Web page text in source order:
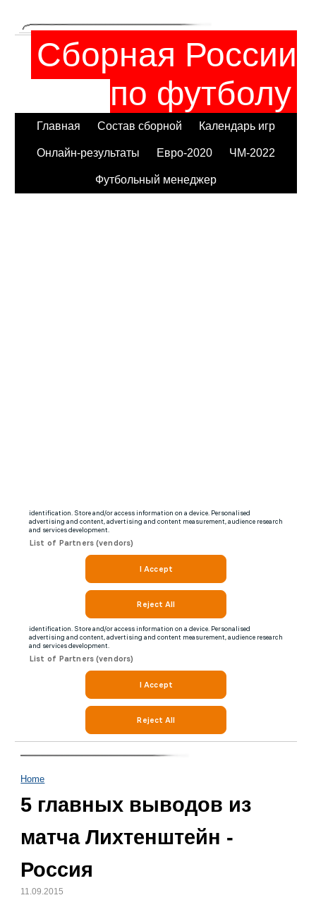
Сборная России
по футболу
Главная Состав сборной Календарь игр
Онлайн-результаты Евро-2020 ЧМ-2022
Футбольный менеджер
Home
5 главных выводов из
матча Лихтенштейн -
Россия
11.09.2015